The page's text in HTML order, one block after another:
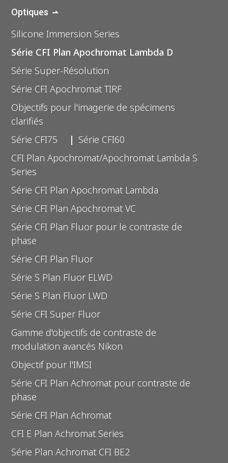
Optiques
Silicone Immersion Series
Série CFI Plan Apochromat Lambda D
Série Super-Résolution
Série CFI Apochromat TIRF
Objectifs pour l'imagerie de spécimens
clarifiés
Série CFI75
Série CFI60
CFI Plan Apochromat/Apochromat Lambda S
Series
Série CFI Plan Apochromat Lambda
Série CFI Plan Apochromat VC
Série CFI Plan Fluor pour le contraste de
phase
Série CFI Plan Fluor
Série S Plan Fluor ELWD
Série S Plan Fluor LWD
Série CFI Super Fluor
Gamme d'objectifs de contraste de
modulation avancés Nikon
Objectif pour l'IMSI
Série CFI Plan Achromat pour contraste de
phase
Série CFI Plan Achromat
CFI E Plan Achromat Series
Série Plan Achromat CFI BE2